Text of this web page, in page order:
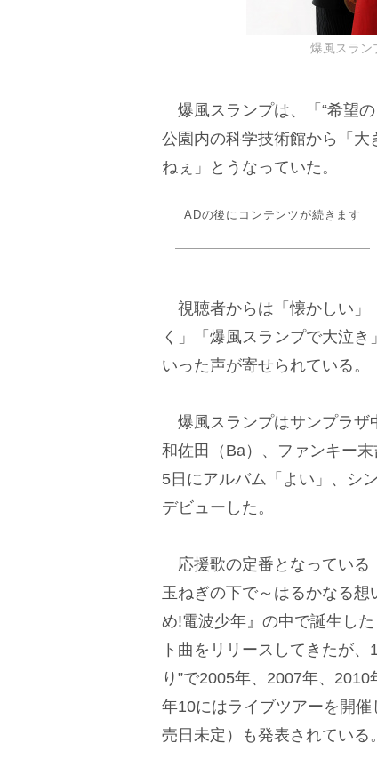
爆風スラン
爆風スランプは、「“希望
公園内の科学技術館から「
ねぇ」とうなっていた。
ADの後にコンテンツが続きます
視聴者からは「懐かしい」
く」「爆風スランプで大泣
いった声が寄せられている。
爆風スランプはサンプラザ
和佐田（Ba）、ファンキー
5日にアルバム「よい」、シ
デビューした。
応援歌の定番となっている
玉ねぎの下で～はるかなる
め!電波少年』の中で誕生し
ト曲をリリースしてきたが
り”で2005年、2007年、
年10にはライブツアーを開
売日未定）も発表されている。